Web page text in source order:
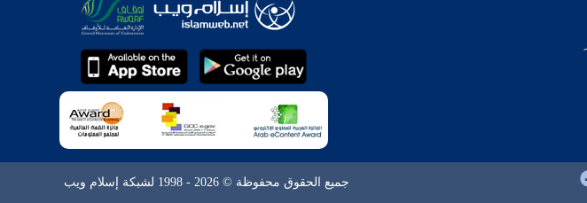
جميع الحقوق محفوظة © 2026 - 1998 لشبكة إسلام ويب